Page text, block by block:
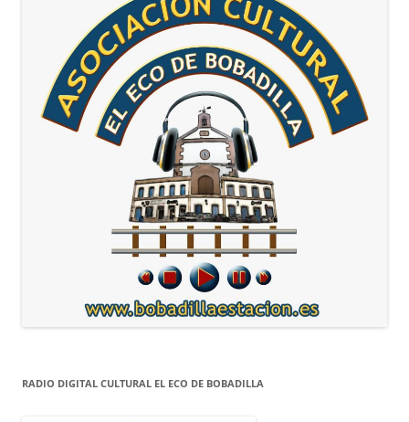
RADIO DIGITAL CULTURAL EL ECO DE BOBADILLA